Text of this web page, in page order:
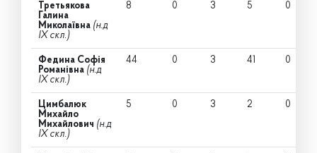
Третьякова
Галина
Миколаївна (н.д
IX скл.)
8 0 3 5 0
Федина Софія
Романівна (н.д
IX скл.)
44 0 3 41 0
Цимбалюк
Михайло
Михайлович (н.д
IX скл.)
5 0 3 2 0